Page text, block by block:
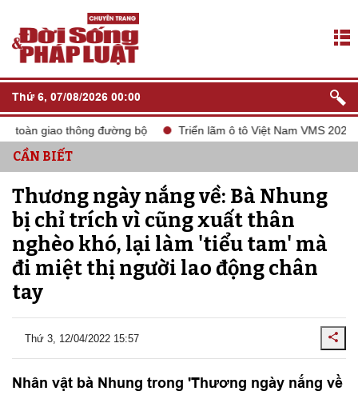
Thứ 6, 07/08/2026 00:00
giao thông đường bộ Triển lãm ô tô Việt Nam VMS 2024
CẦN BIẾT
Thương ngày nắng về: Bà Nhung
bị chỉ trích vì cũng xuất thân
nghèo khó, lại làm 'tiểu tam' mà
đi miệt thị người lao động chân
tay
Thứ 3, 12/04/2022 15:57
Nhân vật bà Nhung trong 'Thương ngày nắng về